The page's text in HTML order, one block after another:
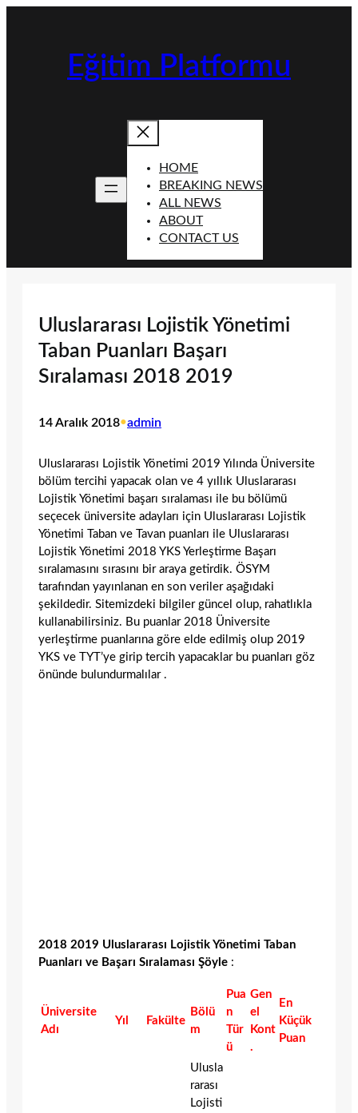
Eğitim Platformu
HOME
BREAKING NEWS
ALL NEWS
ABOUT
CONTACT US
Uluslararası Lojistik Yönetimi
Taban Puanları Başarı
Sıralaması 2018 2019
14 Aralık 2018•admin
Uluslararası Lojistik Yönetimi 2019 Yılında Üniversite
bölüm tercihi yapacak olan ve 4 yıllık Uluslararası
Lojistik Yönetimi başarı sıralaması ile bu bölümü
seçecek üniversite adayları için Uluslararası Lojistik
Yönetimi Taban ve Tavan puanları ile Uluslararası
Lojistik Yönetimi 2018 YKS Yerleştirme Başarı
sıralamasını sırasını bir araya getirdik. ÖSYM
tarafından yayınlanan en son veriler aşağıdaki
şekildedir. Sitemizdeki bilgiler güncel olup, rahatlıkla
kullanabilirsiniz. Bu puanlar 2018 Üniversite
yerleştirme puanlarına göre elde edilmiş olup 2019
YKS ve TYT’ye girip tercih yapacaklar bu puanları göz
önünde bulundurmalılar .
2018 2019 Uluslararası Lojistik Yönetimi Taban
Puanları ve Başarı Sıralaması Şöyle :
Üniversite
Adı
Yıl Fakülte
Bölü
m
Pua
n
Tür
ü
Gen
el
Kont
.
En
Küçük
Puan
Ulusla
rarası
Lojisti